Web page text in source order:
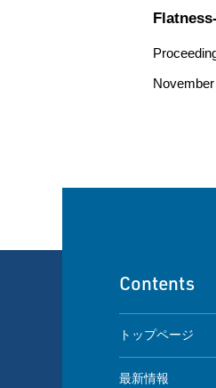
Contents
トップページ
最新情報